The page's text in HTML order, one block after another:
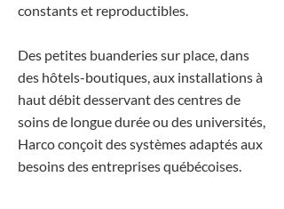
constants et reproductibles.
Des petites buanderies sur place, dans
des hôtels-boutiques, aux installations à
haut débit desservant des centres de
soins de longue durée ou des universités,
Harco conçoit des systèmes adaptés aux
besoins des entreprises québécoises.